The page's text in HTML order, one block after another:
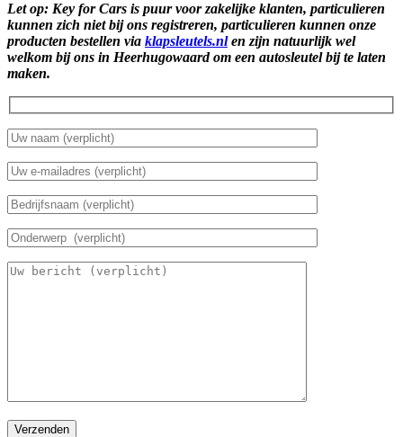
Let op: Key for Cars is puur voor zakelijke klanten, particulieren
kunnen zich niet bij ons registreren, particulieren kunnen onze
producten bestellen via klapsleutels.nlen zijn natuurlijk wel
welkom bij ons in Heerhugowaard om een autosleutel bij te laten
maken.
Verzenden